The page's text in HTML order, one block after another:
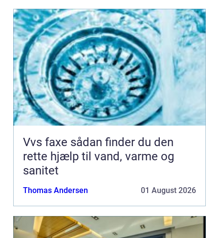
Vvs faxe sådan finder du den
rette hjælp til vand, varme og
sanitet
Thomas Andersen 01 August 2026